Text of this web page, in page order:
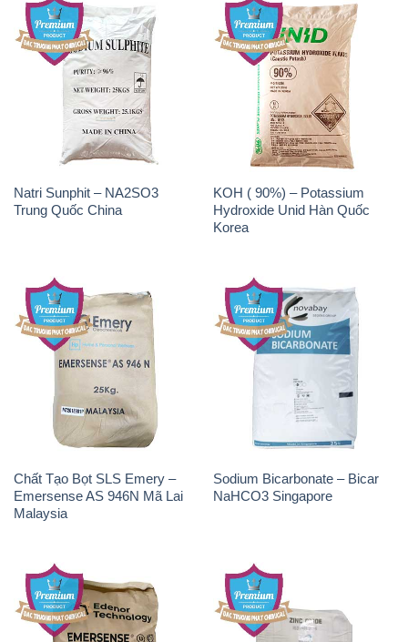
Natri Sunphit – NA2SO3
Trung Quốc China
KOH ( 90%) – Potassium
Hydroxide Unid Hàn Quốc
Korea
Chất Tạo Bọt SLS Emery –
Emersense AS 946N Mã Lai
Malaysia
Sodium Bicarbonate – Bicar
NaHCO3 Singapore